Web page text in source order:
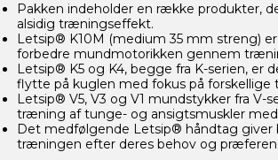
Pakken indeholder en række produkter,
alsidig træningseffekt.
Letsip® K10M (medium 35 mm streng)
forbedre mundmotorikken gennem
Letsip® K5 og K4, begge fra K-serien,
flytte på kuglen med fokus på
Letsip® V5, V3 og V1 mundstykker fra V-
træning af tunge- og ansigtsmuskler
Det medfølgende Letsip® håndtag giver
træningen efter deres behov og